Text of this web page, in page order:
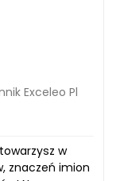
Exceleo Pl
w
znaczeń imion